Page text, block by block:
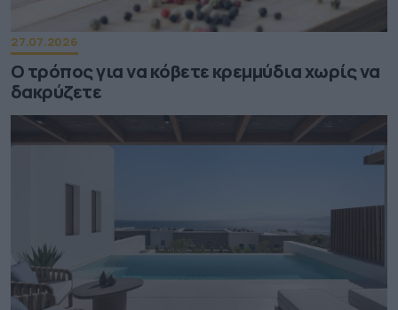
27.07.2026
Ο τρόπος για να κόβετε κρεμμύδια χωρίς να
δακρύζετε